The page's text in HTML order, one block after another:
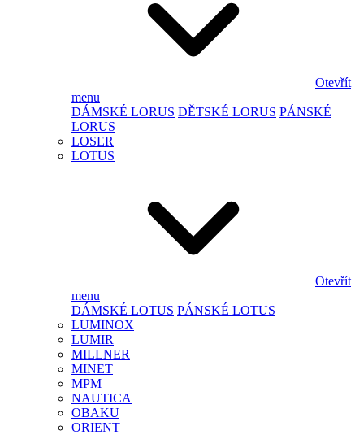
Otevřít
menu
DÁMSKÉ LORUS DĚTSKÉ LORUS PÁNSKÉ
LORUS
LOSER
LOTUS
Otevřít
menu
DÁMSKÉ LOTUS PÁNSKÉ LOTUS
LUMINOX
LUMIR
MILLNER
MINET
MPM
NAUTICA
OBAKU
ORIENT